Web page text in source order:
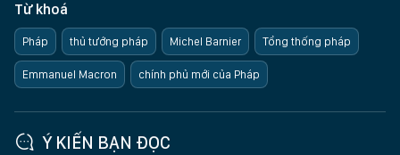
Từ khoá
Pháp thủ tướng pháp Michel Barnier Tổng thống pháp
Emmanuel Macron chính phủ mới của Pháp
Ý KIẾN BẠN ĐỌC